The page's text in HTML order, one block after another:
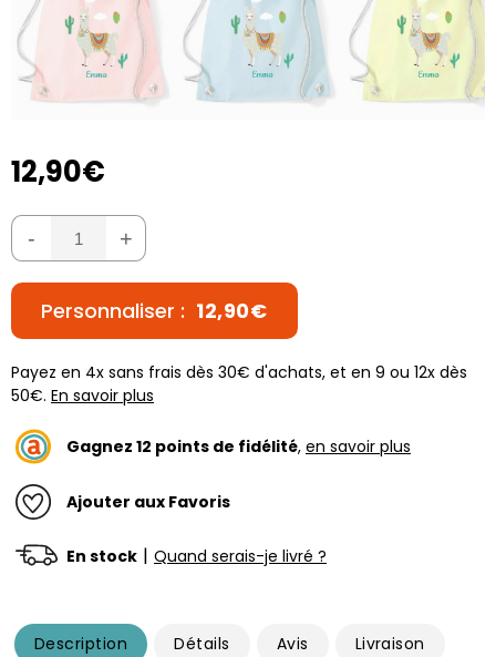
12,90€
- +
Personnaliser : 12,90€
Payez en 4x sans frais dès 30€ d'achats, et en 9 ou 12x dès
50€. En savoir plus
Gagnez 12 points de fidélité, en savoir plus
Ajouter aux Favoris
En stock | Quand serais-je livré ?
Description Détails Avis Livraison